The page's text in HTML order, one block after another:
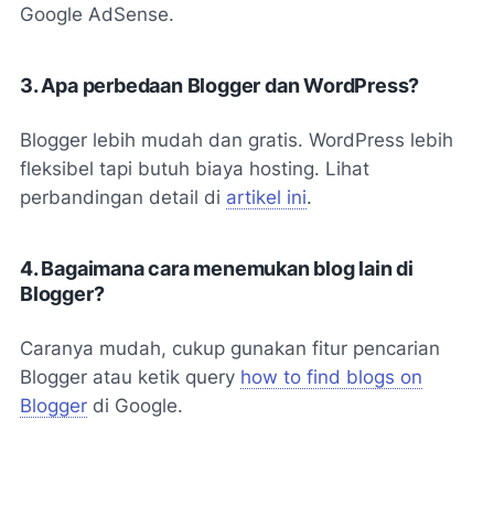
Google AdSense.
3. Apa perbedaan Blogger dan WordPress?
Blogger lebih mudah dan gratis. WordPress lebih
fleksibel tapi butuh biaya hosting. Lihat
perbandingan detail di artikel ini.
4. Bagaimana cara menemukan blog lain di
Blogger?
Caranya mudah, cukup gunakan fitur pencarian
Blogger atau ketik query how to find blogs on
Blogger di Google.